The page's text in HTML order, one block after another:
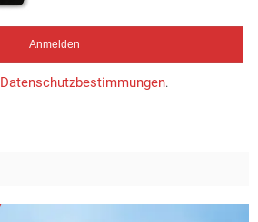
Datenschutzbestimmungen.